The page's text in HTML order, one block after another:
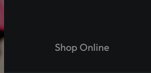
Shop Online